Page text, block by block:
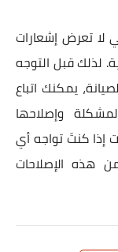
لا تعرض إشعارات
لذلك قبل التوجه
يمكنك اتباع
وإصلاحها
إذا كنتَ تواجه أي
هذه الإصلاحات